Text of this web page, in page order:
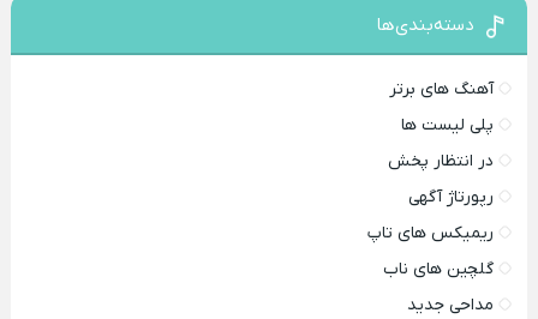
دسته‌بندی‌ها
آهنگ های برتر
پلی لیست ها
در انتظار پخش
رپورتاژ آگهی
ریمیکس های تاپ
گلچین های ناب
مداحی جدید